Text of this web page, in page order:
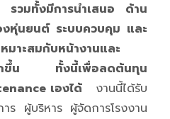
รวมทั้งมีการนำเสนอ ด้าน
งหุ่นยนต์ ระบบควบคุม และ
มาะสมกับหน้างานและ
ากขึ้น ทั้งนี้เพื่อลดต้นทุน
เองได้ งานนี้ได้รับ
าร ผู้บริหาร ผู้จัดการโรงงาน